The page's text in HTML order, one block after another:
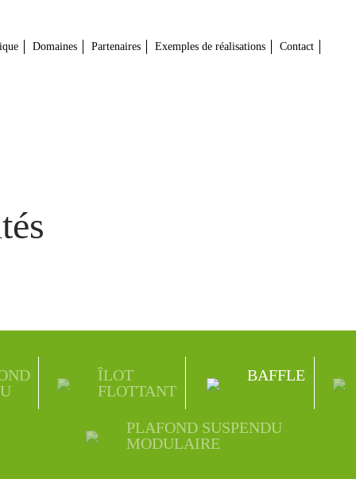
Domaines Partenaires Exemples de réalisations Contact
ÎLOT
FLOTTANT
BAFFLE
PLAFOND SUSPENDU
MODULAIRE